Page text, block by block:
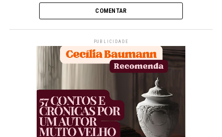
COMENTAR
PUBLICIDADE